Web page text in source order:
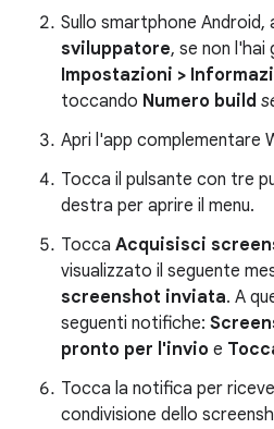
Sullo smartphone Android,
sviluppatore, se non l'hai
Impostazioni >
toccando Numero build
Apri l'app complementare
Tocca il pulsante con tre
destra per aprire il menu.
Tocca Acquisisci
visualizzato il seguente
screenshot inviata. A
seguenti notifiche:
pronto per l'invio e
Tocca la notifica per
condivisione dello